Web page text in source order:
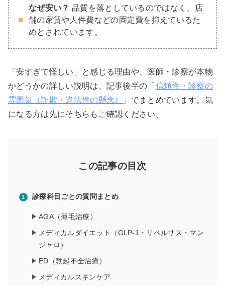
なぜ安い？ 品質を落としているのではなく、店
舗の家賃や人件費などの固定費を抑えているた
めとされています。
「安すぎて怪しい」と感じる理由や、医師・診察が本物
かどうかの詳しい説明は、記事後半の「 信頼性・診察の
雰囲気（詐欺・違法性の懸念）
」でまとめています。気
になる方は先にそちらもご確認ください。
この記事の目次
診療科目ごとの質問まとめ
AGA（薄毛治療）
メディカルダイエット（GLP-1・リベルサス・マン
ジャロ）
ED（勃起不全治療）
メディカルスキンケア